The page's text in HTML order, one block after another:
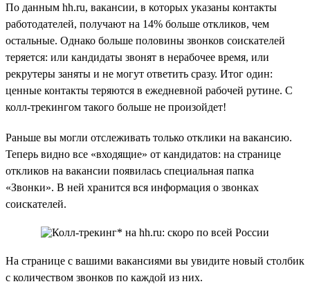
По данным hh.ru, вакансии, в которых указаны контакты
работодателей, получают на 14% больше откликов, чем
остальные. Однако больше половины звонков соискателей
теряется: или кандидаты звонят в нерабочее время, или
рекрутеры заняты и не могут ответить сразу. Итог один:
ценные контакты теряются в ежедневной рабочей рутине. С
колл-трекингом такого больше не произойдет!
Раньше вы могли отслеживать только отклики на вакансию.
Теперь видно все «входящие» от кандидатов: на странице
откликов на вакансии появилась специальная папка
«Звонки». В ней хранится вся информация о звонках
соискателей.
На странице с вашими вакансиями вы увидите новый столбик
с количеством звонков по каждой из них.